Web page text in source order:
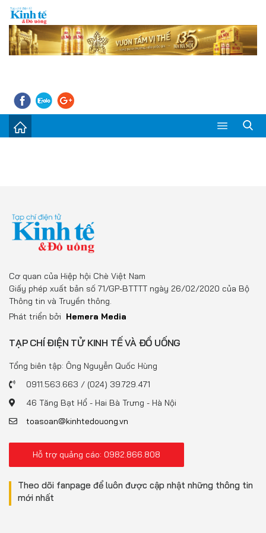
Thị trường
Doanh nghiệp – Doanh nhân
Đồ uống
Pháp luật
Multimedia
Cơ quan của Hiệp hội Chè Việt Nam
Giấy phép xuất bản số 71/GP-BTTTT ngày 26/02/2020 của Bộ
Thông tin và Truyền thông.
Phát triển bởi Hemera Media
TẠP CHÍ ĐIỆN TỬ KINH TẾ VÀ ĐỒ UỐNG
Tổng biên tập: Ông Nguyễn Quốc Hùng
0911.563.663 / (024) 39.729.471
46 Tăng Bạt Hổ - Hai Bà Trưng - Hà Nội
toasoan@kinhtedouong.vn
Hỗ trợ quảng cáo: 0982.866.808
Theo dõi fanpage để luôn được cập nhật những thông tin
mới nhất